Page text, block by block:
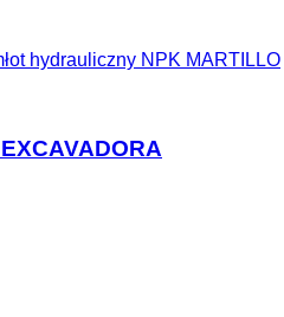
hydrauliczny NPK MARTILLO